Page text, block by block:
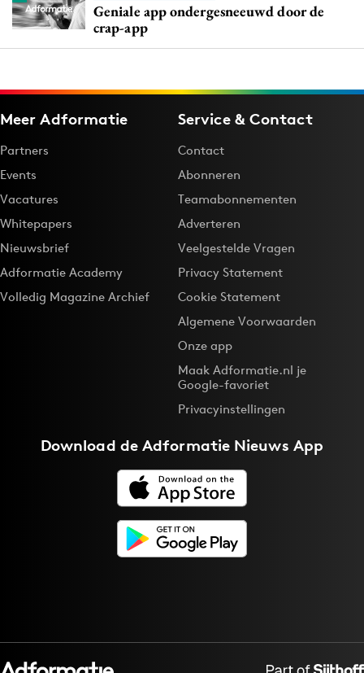
Geniale app ondergesneeuwd door de
crap-app
Meer Adformatie
Partners
Events
Vacatures
Whitepapers
Nieuwsbrief
Adformatie Academy
Volledig Magazine Archief
Service & Contact
Contact
Abonneren
Teamabonnementen
Adverteren
Veelgestelde Vragen
Privacy Statement
Cookie Statement
Algemene Voorwaarden
Onze app
Maak Adformatie.nl je
Google-favoriet
Privacyinstellingen
Download deAdformatie Nieuws App